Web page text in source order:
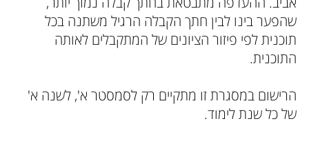
שהפער בינו לבין חתך הקבלה הרגיל משתנה בכל
תוכנית לפי פיזור הציונים של המתקבלים לאותה
התוכנית.
הרישום במסגרת זו מתקיים רק לסמסטר א', לשנה א'
של כל שנת לימוד.